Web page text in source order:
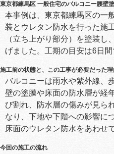
東京都練馬区 一般住宅のバルコニー腰壁
本事例は、東京都練馬区の一
装とウレタン防水を行った施
（立ち上がり部分）を塗装し
げました。工期の目安は6日間
施工前の状態と、この工事が必要だった
バルコニーは雨水や紫外線、
壁の塗膜や床面の防水層が経
び割れ、防水層の傷みが見ら
なり、下地や下階への影響に
床面のウレタン防水をあわせ
今回の施工の流れ